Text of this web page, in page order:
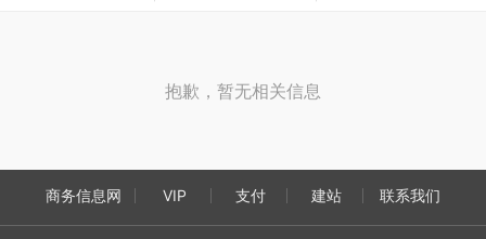
抱歉，暂无相关信息
商务信息网 VIP 支付 建站 联系我们